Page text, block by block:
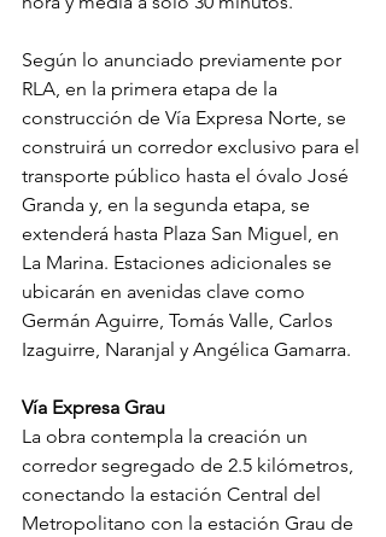
Según lo anunciado previamente por
RLA, en la primera etapa de la
construcción de Vía Expresa Norte, se
construirá un corredor exclusivo para el
transporte público hasta el óvalo José
Granda y, en la segunda etapa, se
extenderá hasta Plaza San Miguel, en
La Marina. Estaciones adicionales se
ubicarán en avenidas clave como
Germán Aguirre, Tomás Valle, Carlos
Izaguirre, Naranjal y Angélica Gamarra.
Vía Expresa Grau
La obra contempla la creación un
corredor segregado de 2.5 kilómetros,
conectando la estación Central del
Metropolitano con la estación Grau de